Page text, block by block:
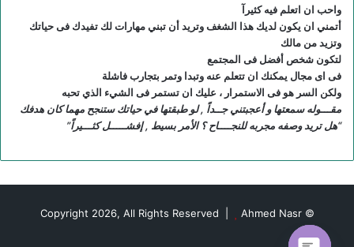
واحب ان اتعلم فيه كثيرآ
أتمني ان يكون لديك هذا الشغف وتريد أن تبني مهارات لك تفيدك فى حياتك
وتزيد من مالك
لتكون شخص أفضل فى المجتمع
فى اى مجال يمكنك ان تتعلم عنه وتبدا وتمر بتجارب فاشلة
ولكن السر هو فى الاستمرار ، عليك ان تستمر فى الشيء الذي تحبه
مقـــوله سمعتها و أعجبتني جــداً , لو طبقتها في حياتك ستنجح مهما كان هدفك
“هل تريد وصفه مجربه للنجــــاح ؟ الأمر بسيط , إفشـــــل كثـــيراً”
© Copyright 2026, All Rights Reserved |
Ahmed Nasr